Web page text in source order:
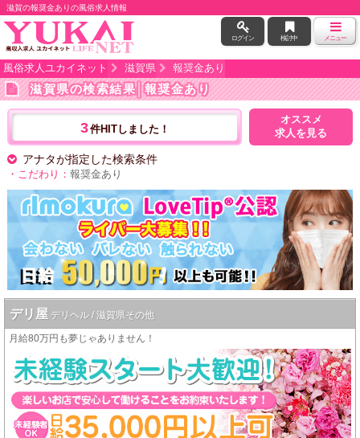
滋賀の報奨金ありの風俗求人情報
ログイン 検討中 メニュー
風俗求人ユカイネット 滋賀県 報奨金あり
滋賀県の検索結果│報奨金あり
3件HITしました！
オススメ
求人を見る
アナタが指定した検索条件
・こだわり： 報奨金あり
デリ屋 デリヘル / 滋賀県その他
月給80万円も夢じゃありません！